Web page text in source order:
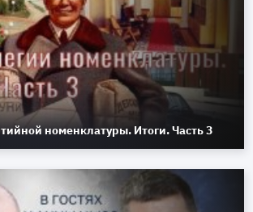
номенклатуры. Итоги. Часть 3